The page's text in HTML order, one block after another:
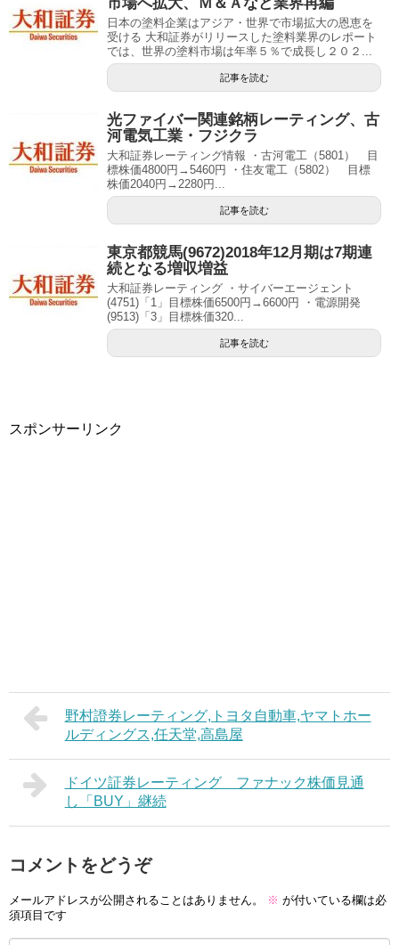
日本の塗料企業はアジア・世界で市場拡大の恩恵を
受ける 大和証券がリリースした塗料業界のレポート
では、世界の塗料市場は年率５％で成長し２０２...
記事を読む
光ファイバー関連銘柄レーティング、古
河電気工業・フジクラ
大和証券レーティング情報 ・古河電工（5801） 目
標株価4800円→5460円 ・住友電工（5802） 目標
株価2040円→2280円...
記事を読む
東京都競馬(9672)2018年12月期は7期連
続となる増収増益
大和証券レーティング ・サイバーエージェント
(4751)「1」目標株価6500円→6600円 ・電源開発
(9513)「3」目標株価320...
記事を読む
スポンサーリンク
野村證券レーティング,トヨタ自動車,ヤマトホー
ルディングス,任天堂,高島屋
ドイツ証券レーティング ファナック株価見通
し「BUY」継続
コメントをどうぞ
メールアドレスが公開されることはありません。 ※ が付いている欄は必
須項目です